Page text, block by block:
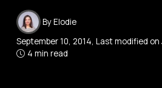
ByElodie
September 10, 2014, Last modified on
4 min read